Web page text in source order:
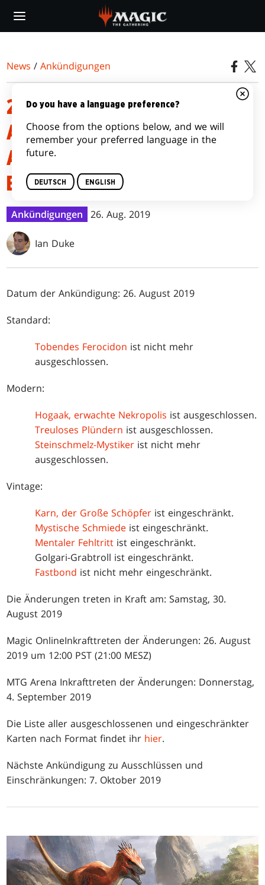
main
News /Ankündigungen
26. AUGUST 2019:
ANKÜNDIGUNG ZU
AUSSCHLÜSSEN UND
EINSCHRÄNKUNGEN
Ankündigungen 26. Aug. 2019
Ian Duke
Datum der Ankündigung: 26. August 2019
Standard:
Tobendes Ferocidon ist nicht mehr
ausgeschlossen.
Modern:
Hogaak, erwachte Nekropolis ist ausgeschlossen.
Treuloses Plündern ist ausgeschlossen.
Steinschmelz-Mystiker ist nicht mehr
ausgeschlossen.
Vintage:
Karn, der Große Schöpfer ist eingeschränkt.
Mystische Schmiede ist eingeschränkt.
Mentaler Fehltritt ist eingeschränkt.
Golgari-Grabtroll ist eingeschränkt.
Fastbond ist nicht mehr eingeschränkt.
Die Änderungen treten in Kraft am: Samstag, 30.
August 2019
Magic OnlineInkrafttreten der Änderungen: 26. August
2019 um 12:00 PST (21:00 MESZ)
MTG Arena Inkrafttreten der Änderungen: Donnerstag,
4. September 2019
Die Liste aller ausgeschlossenen und eingeschränkter
Karten nach Format findet ihr hier.
Nächste Ankündigung zu Ausschlüssen und
Einschränkungen: 7. Oktober 2019
Do you have a language preference?
Choose from the options below, and we will
remember your preferred language in the
future.
DEUTSCH ENGLISH